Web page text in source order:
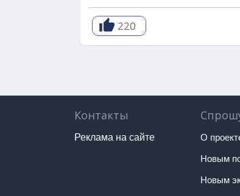
220
Контакты
Реклама на сайте О
Новым
Новым